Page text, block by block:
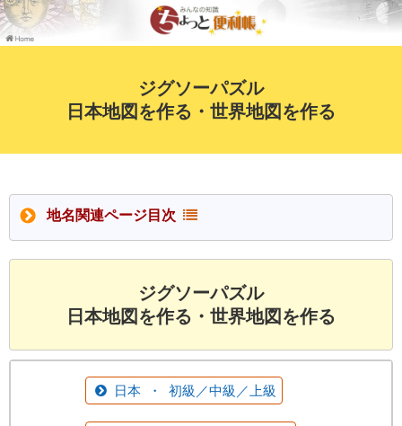
ジグソーパズル
日本地図を作る・世界地図を作る
地名関連ページ目次
ジグソーパズル
日本地図を作る・世界地図を作る
日本 ・ 初級／中級／上級